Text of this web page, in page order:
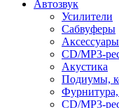
Автозвук
Усилители
Сабвуферы
Аксессуары
CD/MP3-
Акустика
Подиумы,
CD/MP3-